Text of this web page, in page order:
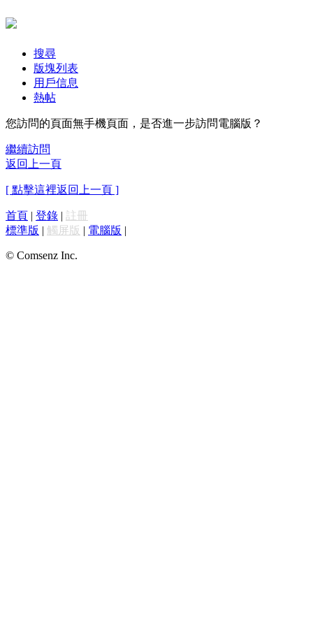
搜尋
版塊列表
用戶信息
熱帖
您訪問的頁面無手機頁面，是否進一步訪問電腦版？
繼續訪問
返回上一頁
[ 點擊這裡返回上一頁 ]
首頁 | 登錄 | 註冊
標準版 | 觸屏版 | 電腦版 |
© Comsenz Inc.